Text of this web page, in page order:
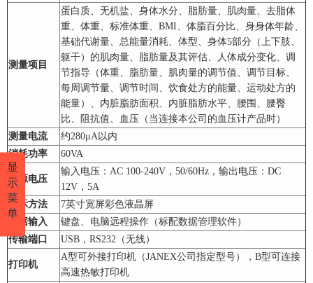
测量项目
蛋白质、无机盐、身体水分、脂肪量、肌肉量、去脂体
重、体重、标准体重、BMI、体脂百分比、身身体年龄、
基础代谢量、总能量消耗、体型、身体5部分（上下肢、
躯干）的肌肉量、脂肪量及其评估、人体成分变化、调
节指导（体重、脂肪量、肌肉量的调节值、调节目标、
每周调节量、调节时间、饮食处方的能量、运动处方的
能量）、内脏脂肪面积、内脏脂肪水平、腰围、腰臀
比、阻抗值、血压（当连接本公司的血压计产品时）
测量电流
约280μA以内
消耗功率
60VA
电源电压
输入电压：AC 100-240V，50/60Hz，输出电压：DC
12V，5A
显示方法
7英寸宽屏彩色液晶屏
数据输入
键盘、电脑远程操作（标配数据管理软件）
传输端口
USB，RS232（无线）
打印机
A型可外接打印机（JANEX公司指定型号），B型可连接
高速热敏打印机
显
示
菜
单